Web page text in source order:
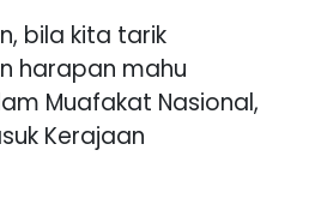
bila kita tarik
harapan mahu
Muafakat Nasional,
Kerajaan